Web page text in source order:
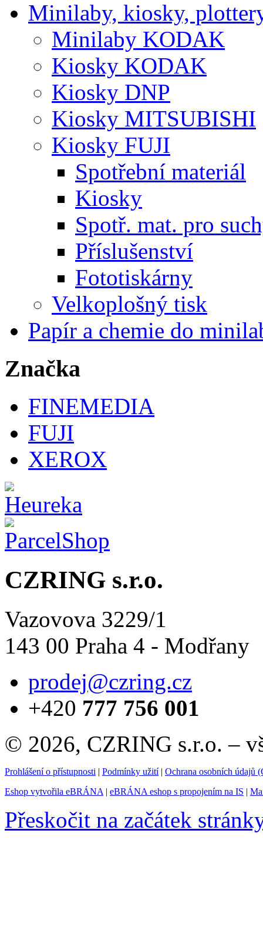
Minilaby, kiosky,
Minilaby KODAK
Kiosky KODAK
Kiosky DNP
Kiosky MITSUBISHI
Kiosky FUJI
Spotřební materiál
Kiosky
Spotř. mat. pro
Příslušenství
Fototiskárny
Velkoplošný tisk
Papír a chemie do
Značka
FINEMEDIA
FUJI
XEROX
CZRING s.r.o.
Vazovova 3229/1
143 00 Praha 4 - Modřany
prodej@czring.cz
+420 777 756 001
© 2026, CZRING s.r.o. –
Prohlášení o přístupnosti | Podmínky užití| Ochrana osobních údajů
Eshop vytvořila eBRÁNA | eBRÁNA eshop s propojením na IS |
Přeskočit na začátek